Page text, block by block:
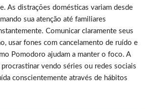
As distrações domésticas variam desde
sua atenção até familiares
Comunicar claramente seus
usar fones com cancelamento de ruído e
Pomodoro ajudam a manter o foco. A
vendo séries ou redes sociais
conscientemente através de hábitos